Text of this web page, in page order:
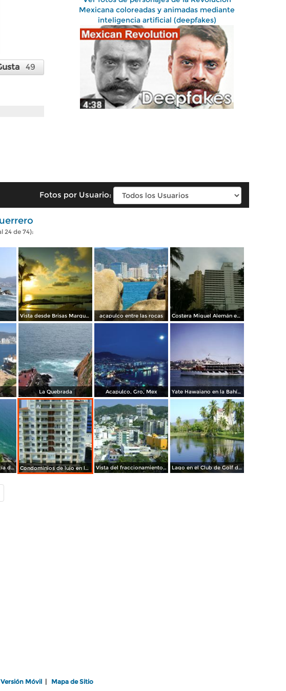
49
Mexicana coloreadas y animadas mediante
inteligencia artificial (deepfakes)
Fotos por Usuario:
24 de 74):
Vista desde Brisas Marques acapulco entre las rocas Costera Miguel Alemán en la zona Condesa. Diciembre/2014
La Quebrada Acapulco, Gro, Mex Yate Hawaiano en la Bahía de Acapulco, Gro. 2001
La Bahía de Santa Lucía desde el Hotel Fiesta Inn. Acapulco, Gro Condominios de lujo en la zona Dorada de Acapulco, Gro. Vista del fraccionamiento Costa Azul desde el Hotel One. Acapulco, Gro Lago en el Club de Golf del Hotel Princess. Acapulco, Gro
Versión Móvil Mapa de Sitio